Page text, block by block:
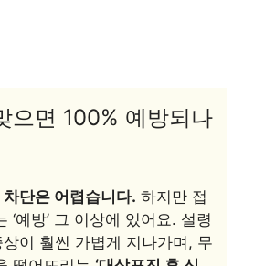
으면 100% 예방되나
단은 어렵습니다. 하지만 접
‘예방’ 그 이상에 있어요. 설령
이 훨씬 가볍게 지나가며, 무